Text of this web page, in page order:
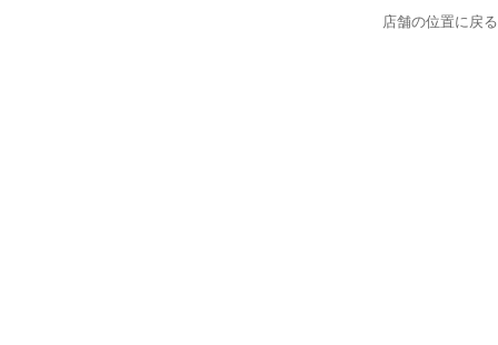
店舗の位置に戻る